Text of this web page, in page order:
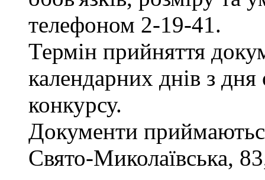
телефоном 2-19-41.
Термін прийняття
календарних днів з
конкурсу.
Документи
Свято-Миколаївська,